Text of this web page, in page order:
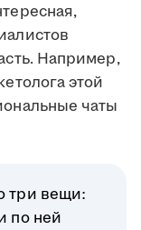
Например,
этой
чаты
три вещи:
по ней